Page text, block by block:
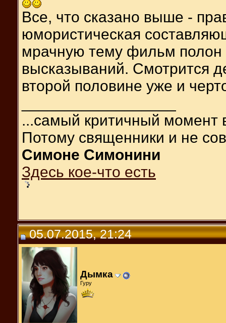
Все, что сказано выше -
юмористическая
мрачную тему фильм
высказываний. Смотрится
второй половине уже и
...самый критичный момент
Потому священники и не
Симоне Симонини
Здесь кое-что есть
05.07.2015, 21:24
Дымка
Гуру